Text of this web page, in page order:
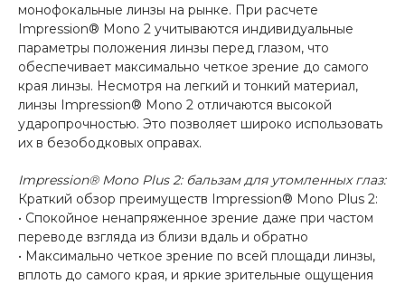
монофокальные линзы на рынке. При расчете
Impression® Mono 2 учитываются индивидуальные
параметры положения линзы перед глазом, что
обеспечивает максимально четкое зрение до самого
края линзы. Несмотря на легкий и тонкий материал,
линзы Impression® Mono 2 отличаются высокой
ударопрочностью. Это позволяет широко использовать
их в безободковых оправах.
Impression® Mono Plus 2: бальзам для утомленных глаз:
Краткий обзор преимуществ Impression® Mono Plus 2:
• Спокойное ненапряженное зрение даже при частом
переводе взгляда из близи вдаль и обратно
• Максимально четкое зрение по всей площади линзы,
вплоть до самого края, и яркие зрительные ощущения